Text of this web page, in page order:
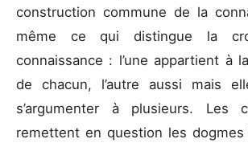
construction commune de la
même ce qui distingue la
connaissance : l’une appartient à
de chacun, l’autre aussi mais
s’argumenter à plusieurs. Les
remettent en question les